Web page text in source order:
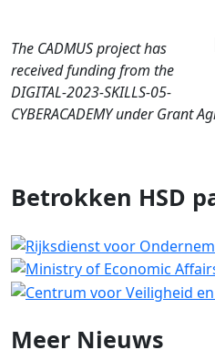
The CADMUS project has
received funding from the
DIGITAL-2023-SKILLS-05-
CYBERACADEMYunder Grant
Betrokken HSD
Meer Nieuws